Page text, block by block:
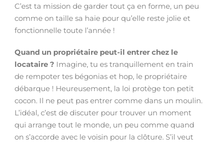
C’est ta mission de garder tout ça en forme, un peu
comme on taille sa haie pour qu’elle reste jolie et
fonctionnelle toute l’année !
Quand un propriétaire peut-il entrer chez le
locataire ? Imagine, tu es tranquillement en train
de rempoter tes bégonias et hop, le propriétaire
débarque ! Heureusement, la loi protège ton petit
cocon. Il ne peut pas entrer comme dans un moulin.
L’idéal, c’est de discuter pour trouver un moment
qui arrange tout le monde, un peu comme quand
on s’accorde avec le voisin pour la clôture. S’il veut